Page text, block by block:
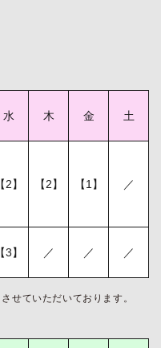
水 木 金 土
【2】 【2】 【1】 ／
【3】 ／ ／ ／
せていただいております。